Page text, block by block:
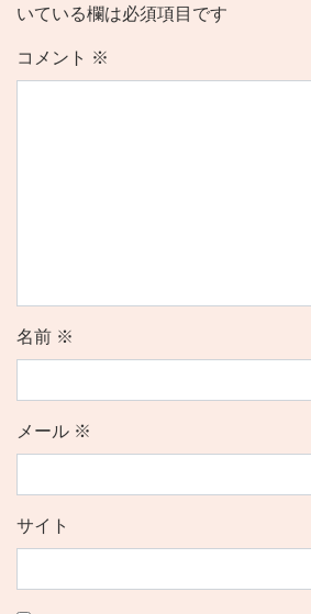
いている欄は必須項目です
コメント ※
名前 ※
メール ※
サイト